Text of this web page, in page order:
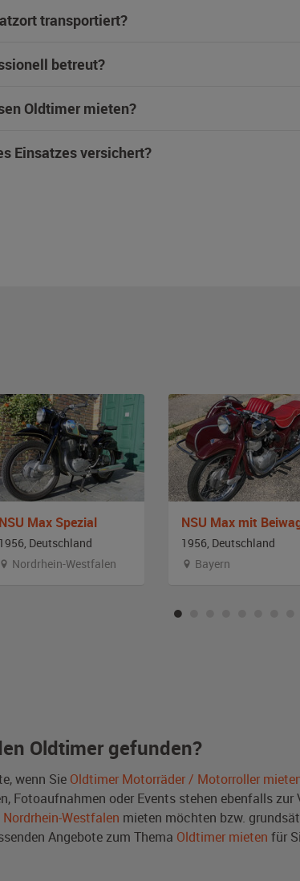
transportiert?
betreut?
Oldtimer mieten?
Einsatzes versichert?
NSU Max Spezial
1956, Deutschland
Nordrhein-Westfalen
1956, Deutschland
Bayern
Oldtimer gefunden?
wenn Sie Oldtimer Motorräder / Motorroller
Fotoaufnahmen oder Events stehen ebenfalls
Westfalen mieten möchten bzw.
Angebote zum Thema Oldtimer mieten für